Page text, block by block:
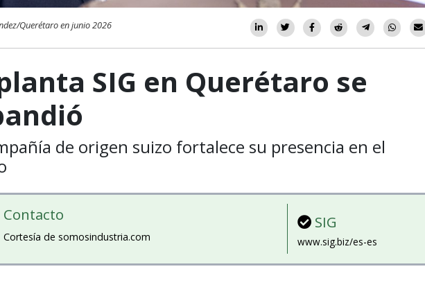
Querétaro en junio 2026
SIG en Querétaro se
de origen suizo fortalece su presencia en el
Contacto
Cortesía de somosindustria.com
SIG
www.sig.biz/es-es